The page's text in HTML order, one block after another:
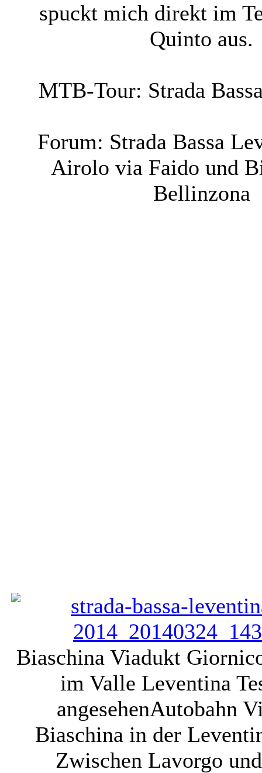
spuckt mich direkt im
Quinto aus.
MTB-Tour: Strada
Forum: Strada Bassa
Airolo via Faido und
Bellinzona
Biaschina Viadukt
im Valle Leventina
angesehenAutobahn
Biaschina in der
Zwischen Lavorgo